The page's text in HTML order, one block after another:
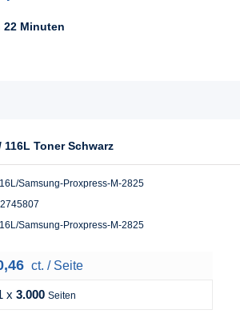
22 Minuten
Toner Schwarz
Samsung-Proxpress-M-2825
Samsung-Proxpress-M-2825
ct. / Seite
x 3.000 Seiten